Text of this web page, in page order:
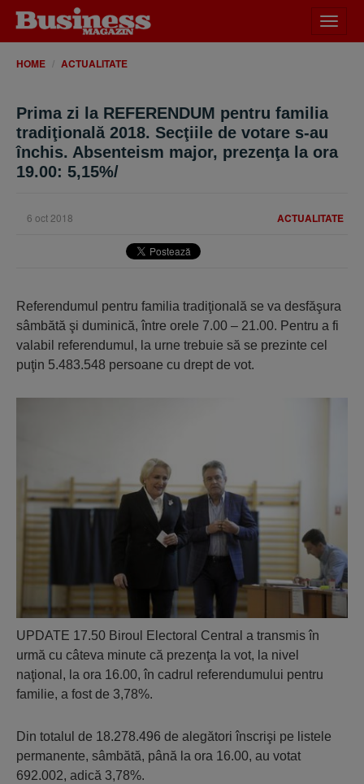
meniu
HOME ACTUALITATE
Prima zi la REFERENDUM pentru familia
tradiţională 2018. Secţiile de votare s-au
închis. Absenteism major, prezenţa la ora
19.00: 5,15%/
ACTUALITATE
6 oct 2018
Referendumul pentru familia tradiţională se va desfăşura
sâmbătă şi duminică, între orele 7.00 – 21.00. Pentru a fi
valabil referendumul, la urne trebuie să se prezinte cel
puţin 5.483.548 persoane cu drept de vot.
UPDATE 17.50 Biroul Electoral Central a transmis în
urmă cu câteva minute că prezenţa la vot, la nivel
naţional, la ora 16.00, în cadrul referendumului pentru
familie, a fost de 3,78%.
Din totalul de 18.278.496 de alegători înscrişi pe listele
permanente, sâmbătă, până la ora 16.00, au votat
692.002, adică 3,78%.